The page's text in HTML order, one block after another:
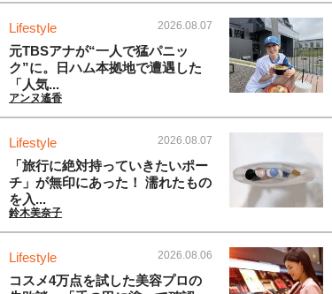
Lifestyle 2026.08.07
元TBSアナが“一人で猛パニッ
ク”に。日ハム本拠地で遭遇した
「人気...
アンヌ遙香
Lifestyle 2026.08.07
「旅行に絶対持っていきたいポー
チ」が無印にあった！ 濡れたもの
を入...
鈴木美奈子
Lifestyle 2026.08.06
コスメ4万点を試した美容プロの